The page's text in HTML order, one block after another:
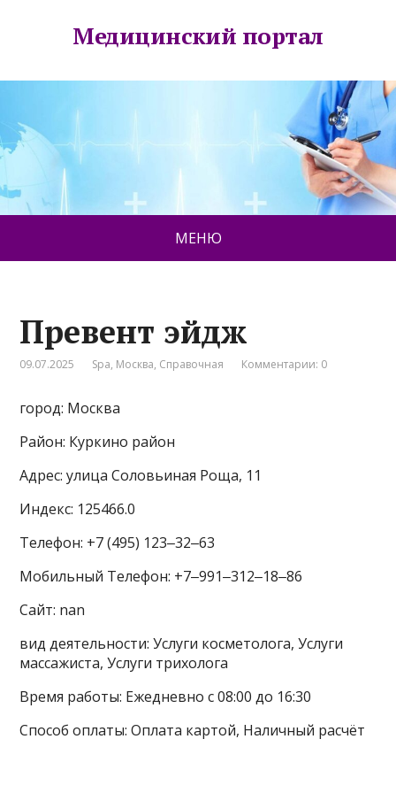
Медицинский портал
МЕНЮ
Превент эйдж
09.07.2025 Spa, Москва, Справочная Комментарии: 0
город: Москва
Район: Куркино район
Адрес: улица Соловьиная Роща, 11
Индекс: 125466.0
Телефон: +7 (495) 123‒32‒63
Мобильный Телефон: +7‒991‒312‒18‒86
Сайт: nan
вид деятельности: Услуги косметолога, Услуги
массажиста, Услуги трихолога
Время работы: Ежедневно с 08:00 до 16:30
Способ оплаты: Оплата картой, Наличный расчёт